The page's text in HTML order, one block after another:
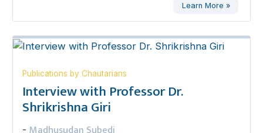
Learn More »
Publications by Chautarians
Interview with Professor Dr.
Shrikrishna Giri
-